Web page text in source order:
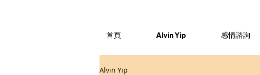
首頁 Alvin Yip 感情諮詢
Alvin Yip